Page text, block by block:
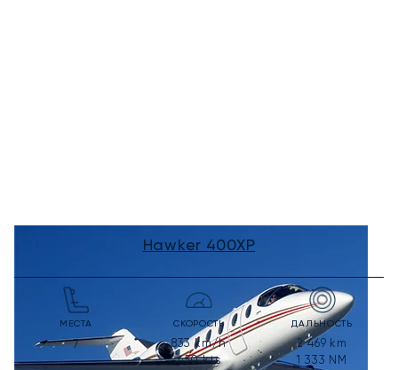
Hawker 400XP
МЕСТА
7
СКОРОСТЬ
833km/h
450kts
ДАЛЬНОСТЬ
2 469 km
1 333 NM